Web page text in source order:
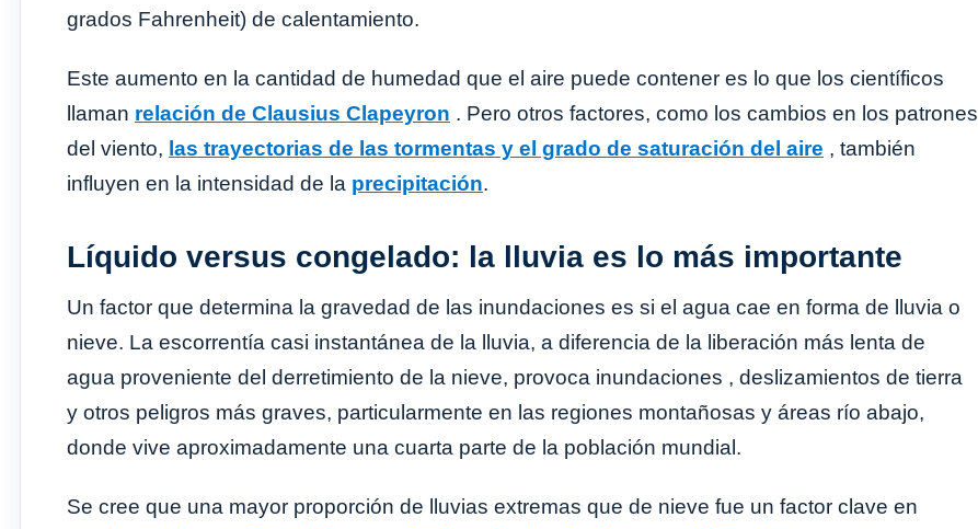
grados Fahrenheit) de calentamiento.
Este aumento en la cantidad de humedad que el aire puede contener es lo que los científicos
llaman relación de Clausius Clapeyron . Pero otros factores, como los cambios en los patrones
del viento, las trayectorias de las tormentas y el grado de saturación del aire , también
influyen en la intensidad de la precipitación.
Líquido versus congelado: la lluvia es lo más importante
Un factor que determina la gravedad de las inundaciones es si el agua cae en forma de lluvia o
nieve. La escorrentía casi instantánea de la lluvia, a diferencia de la liberación más lenta de
agua proveniente del derretimiento de la nieve, provoca inundaciones , deslizamientos de tierra
y otros peligros más graves, particularmente en las regiones montañosas y áreas río abajo,
donde vive aproximadamente una cuarta parte de la población mundial.
Se cree que una mayor proporción de lluvias extremas que de nieve fue un factor clave en